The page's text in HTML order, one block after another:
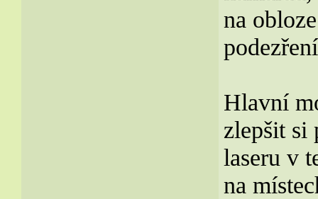
na
Hlavní
zlepšit si
laseru v
na